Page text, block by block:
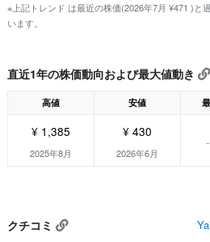
※上記トレンド は最近の株価(2026年7月 ¥471 )と
います。
直近1年の株価動向および最大値動き
高値 安値
¥ 1,385
2025年8月
¥ 430
2026年6月
クチコミ